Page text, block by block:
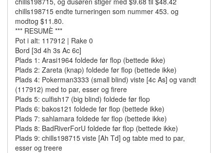
chills198715 endte turneringen som nummer 453. og
modtog $11.80.
*** RESUMÈ ***
Pot i alt: 117912 | Rake 0
Bord [3d 4h 3s Ac 6c]
Plads 1: Arasi1964 foldede før flop (bettede ikke)
Plads 2: Zareta (knap) foldede før flop (bettede ikke)
Plads 4: Pokerman3333 (small blind) viste [4c As] og vandt
(117912) med to par, esser og firere
Plads 5: culfish17 (big blind) foldede før flop
Plads 6: bakos121 foldede før flop (bettede ikke)
Plads 7: sahlamara foldede før flop (bettede ikke)
Plads 8: BadRiverForU foldede før flop (bettede ikke)
Plads 9: chills198715 viste [Ah Td] og tabte med to par,
esser og treere